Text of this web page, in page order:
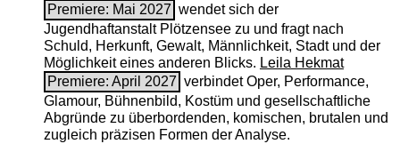
Premiere: Mai 2027 wendet sich der
Jugendhaftanstalt Plötzensee zu und fragt nach
Schuld, Herkunft, Gewalt, Männlichkeit, Stadt und der
Möglichkeit eines anderen Blicks. Leila Hekmat
Premiere: April 2027 verbindet Oper, Performance,
Glamour, Bühnenbild, Kostüm und gesellschaftliche
Abgründe zu überbordenden, komischen, brutalen und
zugleich präzisen Formen der Analyse.